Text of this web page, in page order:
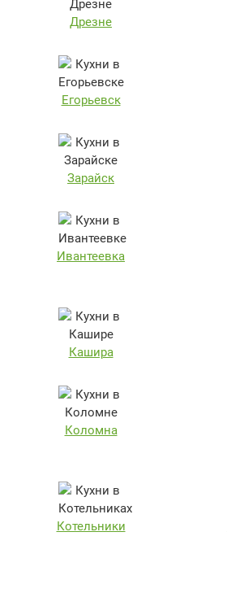
Дрезне
Егорьевск
Зарайск
Ивантеевка
Кашира
Коломна
Котельники